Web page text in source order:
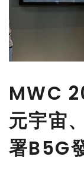
MWC
元宇宙
署B5G